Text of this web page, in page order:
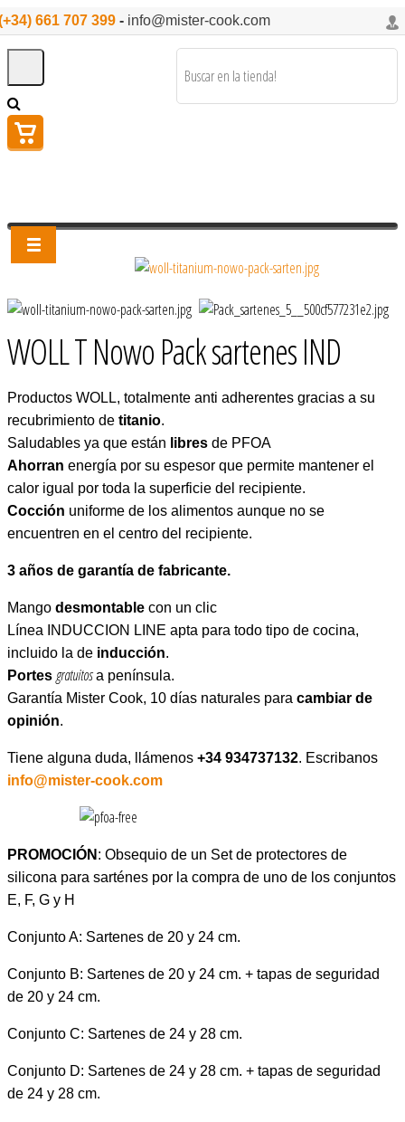
661 707 399 - info@mister-cook.com
WOLL T Nowo Pack sartenes IND
Productos WOLL, totalmente anti adherentes gracias a su
recubrimiento de titanio.
Saludables ya que están libres de PFOA
Ahorran energía por su espesor que permite mantener el
calor igual por toda la superficie del recipiente.
Cocción uniforme de los alimentos aunque no se
encuentren en el centro del recipiente.
3 años de garantía de fabricante.
Mango desmontable con un clic
Línea INDUCCION LINE apta para todo tipo de cocina,
incluido la de inducción.
Portes gratuitosa península.
Garantía Mister Cook, 10 días naturales para cambiar de
opinión.
Tiene alguna duda, llámenos +34 934737132. Escribanos
info@mister-cook.com
PROMOCIÓN : Obsequio de un Set de protectores de
silicona para sarténes por la compra de uno de los conjuntos
E, F, G y H
Conjunto A: Sartenes de 20 y 24 cm.
Conjunto B: Sartenes de 20 y 24 cm. + tapas de seguridad
de 20 y 24 cm.
Conjunto C: Sartenes de 24 y 28 cm.
Conjunto D: Sartenes de 24 y 28 cm. + tapas de seguridad
de 24 y 28 cm.